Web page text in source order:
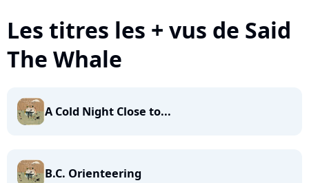
Les titres les + vus de Said
The Whale
A Cold Night Close to...
B.C. Orienteering